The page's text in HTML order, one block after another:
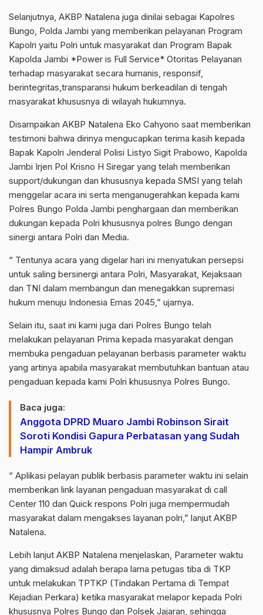
Selanjutnya, AKBP Natalena juga dinilai sebagai Kapolres
Bungo, Polda Jambi yang memberikan pelayanan Program
Kapolri yaitu Polri untuk masyarakat dan Program Bapak
Kapolda Jambi *Power is Full Service* Otoritas Pelayanan
terhadap masyarakat secara humanis, responsif,
berintegritas,transparansi hukum berkeadilan di tengah
masyarakat khususnya di wilayah hukumnya.
Disampaikan AKBP Natalena Eko Cahyono saat memberikan
testimoni bahwa dirinya mengucapkan terima kasih kepada
Bapak Kapolri Jenderal Polisi Listyo Sigit Prabowo, Kapolda
Jambi Irjen Pol Krisno H Siregar yang telah memberikan
support/dukungan dan khususnya kepada SMSI yang telah
menggelar acara ini serta menganugerahkan kepada kami
Polres Bungo Polda Jambi penghargaan dan memberikan
dukungan kepada Polri khususnya polres Bungo dengan
sinergi antara Polri dan Media.
“ Tentunya acara yang digelar hari ini menyatukan persepsi
untuk saling bersinergi antara Polri, Masyarakat, Kejaksaan
dan TNI dalam membangun dan menegakkan supremasi
hukum menuju Indonesia Emas 2045,” ujarnya.
Selain itu, saat ini kami juga dari Polres Bungo telah
melakukan pelayanan Prima kepada masyarakat dengan
membuka pengaduan pelayanan berbasis parameter waktu
yang artinya apabila masyarakat membutuhkan bantuan atau
pengaduan kepada kami Polri khususnya Polres Bungo.
Baca juga:
Anggota DPRD Muaro Jambi Robinson Sirait
Soroti Kondisi Gapura Perbatasan yang Sudah
Hampir Ambruk
“ Aplikasi pelayan publik berbasis parameter waktu ini selain
memberikan link layanan pengaduan masyarakat di call
Center 110 dan Quick respons Polri juga mempermudah
masyarakat dalam mengakses layanan polri,” lanjut AKBP
Natalena.
Lebih lanjut AKBP Natalena menjelaskan, Parameter waktu
yang dimaksud adalah berapa lama petugas tiba di TKP
untuk melakukan TPTKP (Tindakan Pertama di Tempat
Kejadian Perkara) ketika masyarakat melapor kepada Polri
khususnya Polres Bungo dan Polsek Jajaran, sehingga